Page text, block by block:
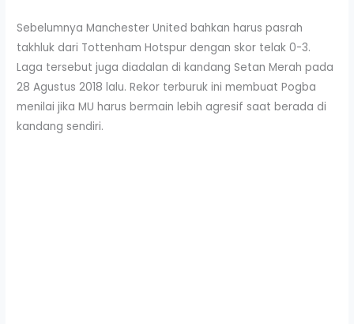
Sebelumnya Manchester United bahkan harus pasrah
takhluk dari Tottenham Hotspur dengan skor telak 0-3.
Laga tersebut juga diadalan di kandang Setan Merah pada
28 Agustus 2018 lalu. Rekor terburuk ini membuat Pogba
menilai jika MU harus bermain lebih agresif saat berada di
kandang sendiri.